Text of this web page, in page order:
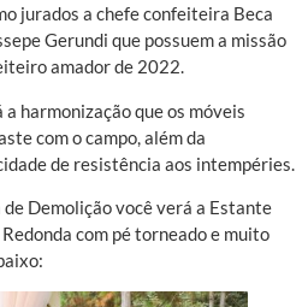
jurados a chefe confeiteira Beca
Gerundi que possuem a missão
amador de 2022.
harmonização que os móveis
com o campo, além da
de resistência aos intempéries.
Demolição você verá a Estante
com pé torneado e muito